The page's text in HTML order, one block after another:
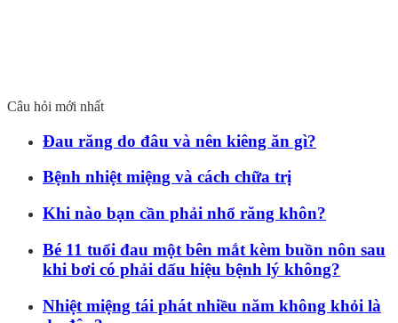
Câu hỏi mới nhất
Đau răng do đâu và nên kiêng ăn gì?
Bệnh nhiệt miệng và cách chữa trị
Khi nào bạn cần phải nhổ răng khôn?
Bé 11 tuổi đau một bên mắt kèm buồn nôn sau
khi bơi có phải dấu hiệu bệnh lý không?
Nhiệt miệng tái phát nhiều năm không khỏi là